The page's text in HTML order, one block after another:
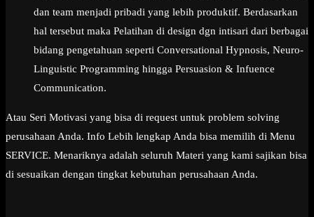
dan team menjadi pribadi yang lebih produktif. Berdasarkan
hal tersebut maka Pelatihan di design dgn intisari dari berbagai
bidang pengetahuan seperti Conversational Hypnosis, Neuro-
Linguistic Programming hingga Persuasion & Infuence
Communication.
Atau Seri Motivasi yang bisa di request untuk problem solving
perusahaan Anda. Info Lebih lengkap Anda bisa memilih di Menu
SERVICE. Menariknya adalah seluruh Materi yang kami sajikan bisa
di sesuaikan dengan tingkat kebutuhan perusahaan Anda.